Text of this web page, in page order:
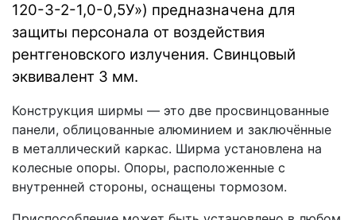
120-3-2-1,0-0,5У») предназначена для
защиты персонала от воздействия
рентгеновского излучения. Свинцовый
эквивалент 3 мм.
Конструкция ширмы — это две просвинцованные
панели, облицованные алюминием и заключённые
в металлический каркас. Ширма установлена на
колесные опоры. Опоры, расположенные с
внутренней стороны, оснащены тормозом.